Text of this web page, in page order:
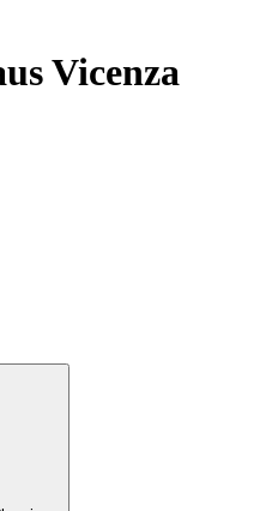
Vicenza